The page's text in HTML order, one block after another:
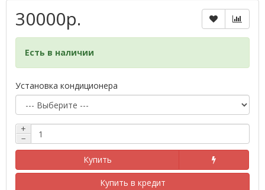
30000р.
Есть в наличии
Установка кондиционера
+
−
Купить
Купить в кредит